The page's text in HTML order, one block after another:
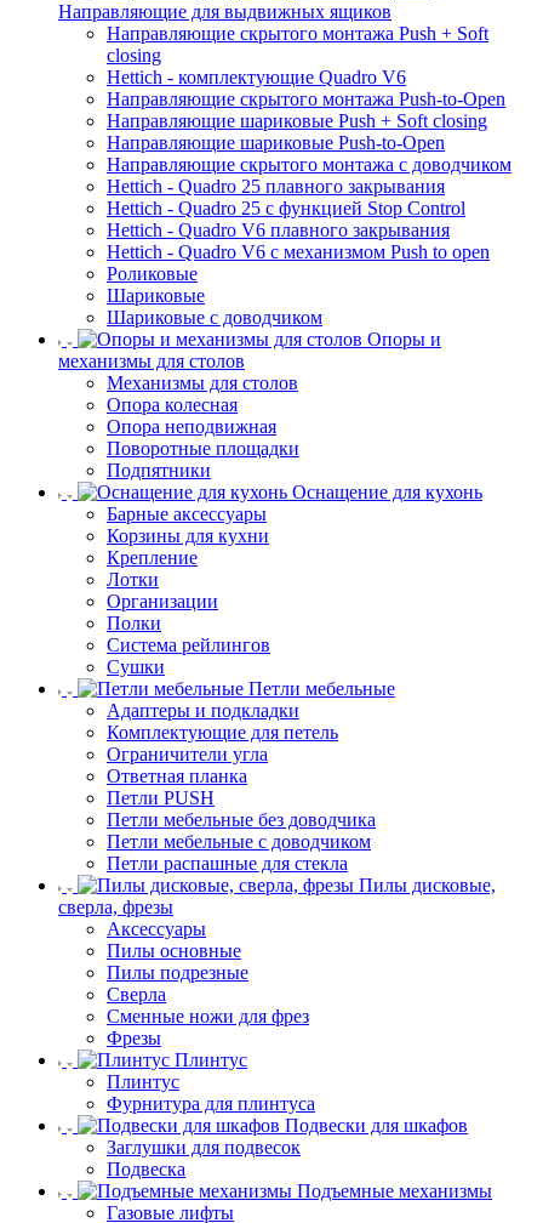
Направляющие для выдвижных ящиков
Направляющие скрытого монтажа Push + Soft
closing
Hettich - комплектующие Quadro V6
Направляющие скрытого монтажа Push-to-Open
Направляющие шариковые Push + Soft closing
Направляющие шариковые Push-to-Open
Направляющие скрытого монтажа с доводчиком
Hettich - Quadro 25 плавного закрывания
Hettich - Quadro 25 с функцией Stop Control
Hettich - Quadro V6 плавного закрывания
Hettich - Quadro V6 с механизмом Push to open
Роликовые
Шариковые
Шариковые с доводчиком
Опоры и
механизмы для столов
Механизмы для столов
Опора колесная
Опора неподвижная
Поворотные площадки
Подпятники
Оснащение для кухонь
Барные аксессуары
Корзины для кухни
Крепление
Лотки
Организации
Полки
Система рейлингов
Сушки
Петли мебельные
Адаптеры и подкладки
Комплектующие для петель
Ограничители угла
Ответная планка
Петли PUSH
Петли мебельные без доводчика
Петли мебельные с доводчиком
Петли распашные для стекла
Пилы дисковые,
сверла, фрезы
Аксессуары
Пилы основные
Пилы подрезные
Сверла
Сменные ножи для фрез
Фрезы
Плинтус
Плинтус
Фурнитура для плинтуса
Подвески для шкафов
Заглушки для подвесок
Подвеска
Подъемные механизмы
Газовые лифты